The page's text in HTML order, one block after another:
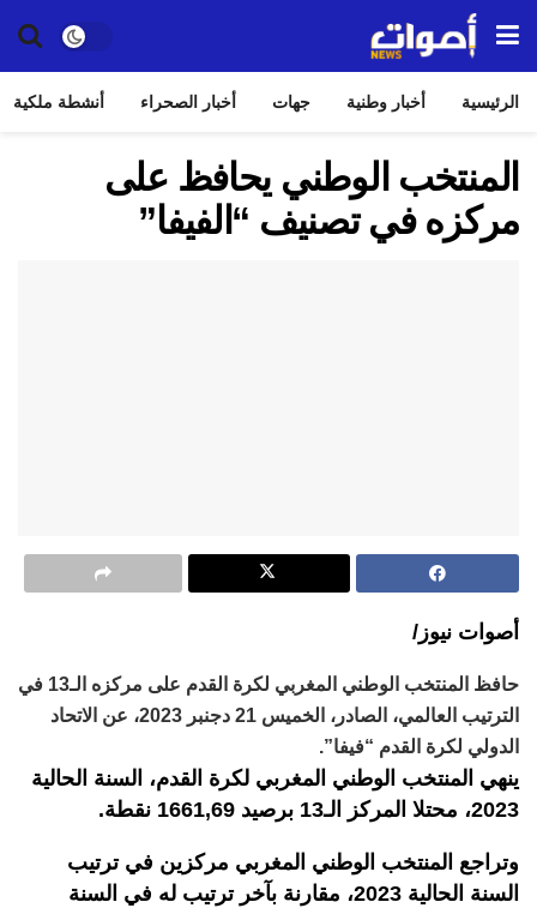
الرئيسية أخبار وطنية جهات أخبار الصحراء أنشطة ملكية
المنتخب الوطني يحافظ على
مركزه في تصنيف “الفيفا”
أصوات نيوز/
حافظ المنتخب الوطني المغربي لكرة القدم على مركزه الـ13 في
الترتيب العالمي، الصادر، الخميس 21 دجنبر 2023، عن الاتحاد
الدولي لكرة القدم “فيفا”.
ينهي المنتخب الوطني المغربي لكرة القدم، السنة الحالية
2023، محتلا المركز الـ13 برصيد 1661,69 نقطة.
وتراجع المنتخب الوطني المغربي مركزين في ترتيب
السنة الحالية 2023، مقارنة بآخر ترتيب له في السنة